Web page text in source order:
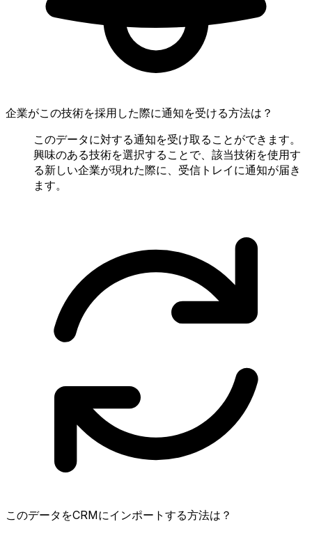
企業がこの技術を採用した際に通知を受ける方法は？
このデータに対する通知を受け取ることができます。
興味のある技術を選択することで、該当技術を使用す
る新しい企業が現れた際に、受信トレイに通知が届き
ます。
このデータをCRMにインポートする方法は？